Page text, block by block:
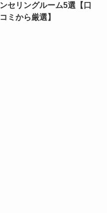
ンセリングルーム5選【口
コミから厳選】